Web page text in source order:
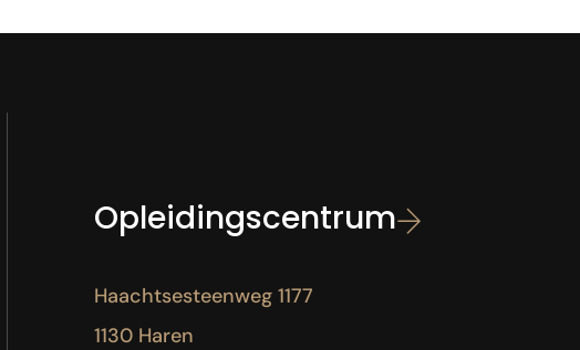
Opleidingscentrum
Haachtsesteenweg 1177
1130 Haren